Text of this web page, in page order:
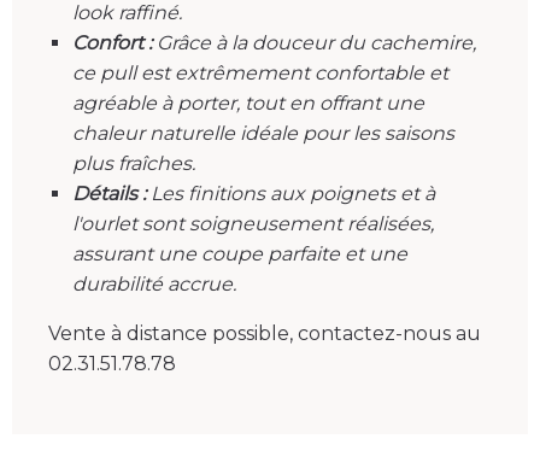
look raffiné.
Confort :Grâce à la douceur du cachemire,
ce pull est extrêmement confortable et
agréable à porter, tout en offrant une
chaleur naturelle idéale pour les saisons
plus fraîches.
Détails :Les finitions aux poignets et à
l'ourlet sont soigneusement réalisées,
assurant une coupe parfaite et une
durabilité accrue.
Vente à distance possible, contactez-nous au
02.31.51.78.78